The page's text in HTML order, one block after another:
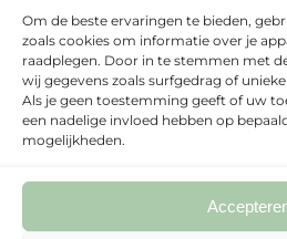
Om de beste ervaringen te bieden,
zoals cookies om informatie over je
raadplegen. Door in te stemmen met
wij gegevens zoals surfgedrag of
Als je geen toestemming geeft of uw
een nadelige invloed hebben op
mogelijkheden.
Zaterdag
Zondag